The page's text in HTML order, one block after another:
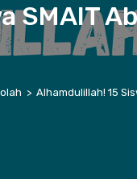
SMAIT
> Alhamdulillah! 15